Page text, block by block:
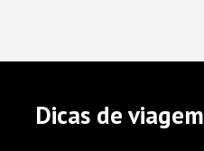
Dicas de viagem